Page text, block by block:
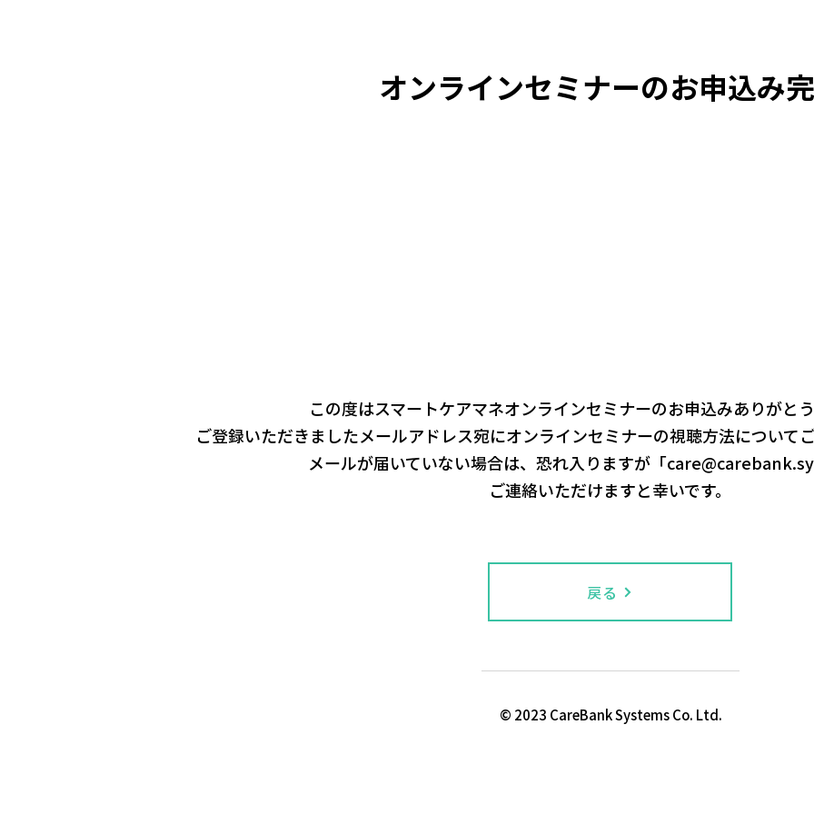
オンラインセミナーのお申込み
この度はスマートケアマネオンラインセミナーのお申込みありがと
ご登録いただきましたメールアドレス宛にオンラインセミナーの視聴方法について
メールが届いていない場合は、恐れ入りますが「
​ご連絡いただけますと幸いです。
戻る
© 2023 CareBank Systems Co. Ltd.